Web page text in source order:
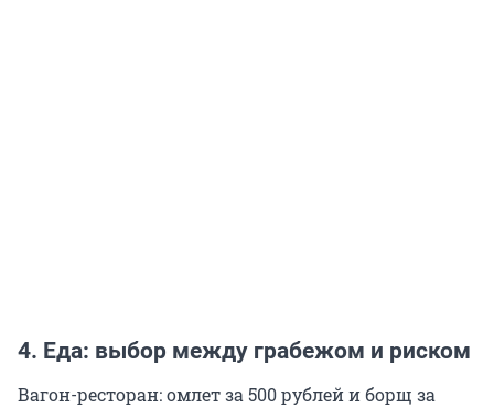
4. Еда: выбор между грабежом и риском
Вагон-ресторан: омлет за 500 рублей и борщ за